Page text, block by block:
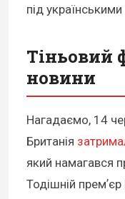
під
Тіньовий
новини
Нагадаємо, 14
Британія
який намагався
Тодішній